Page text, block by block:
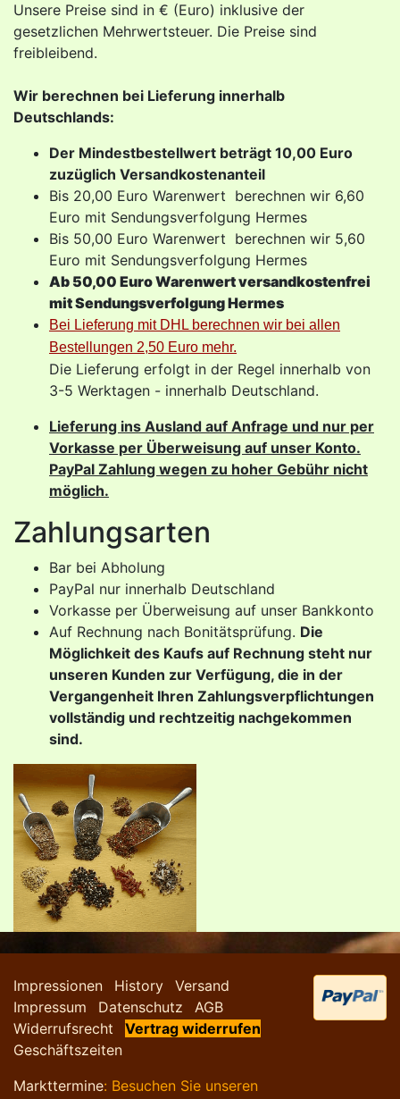
Unsere Preise sind in € (Euro) inklusive der
gesetzlichen Mehrwertsteuer. Die Preise sind
freibleibend.
Wir berechnen bei Lieferung innerhalb
Deutschlands:
Der Mindestbestellwert beträgt 10,00 Euro
zuzüglich Versandkostenanteil
Bis 20,00 Euro Warenwert berechnen wir 6,60
Euro mit Sendungsverfolgung Hermes
Bis 50,00 Euro Warenwert berechnen wir 5,60
Euro mit Sendungsverfolgung Hermes
Ab 50,00 Euro Warenwert versandkostenfrei
mit Sendungsverfolgung Hermes
Bei Lieferung mit DHL berechnen wir bei allen
Bestellungen 2,50 Euro mehr.
Die Lieferung erfolgt in der Regel innerhalb von
3-5 Werktagen - innerhalb Deutschland.
Lieferung ins Ausland auf Anfrage und nur per
Vorkasse per Überweisung auf unser Konto.
PayPal Zahlung wegen zu hoher Gebühr nicht
möglich.
Zahlungsarten
Bar bei Abholung
PayPal nur innerhalb Deutschland
Vorkasse per Überweisung auf unser Bankkonto
Auf Rechnung nach Bonitätsprüfung. Die
Möglichkeit des Kaufs auf Rechnung steht nur
unseren Kunden zur Verfügung, die in der
Vergangenheit Ihren Zahlungsverpflichtungen
vollständig und rechtzeitig nachgekommen
sind.
Impressionen History
Versand
Impressum
Datenschutz
AGB
Widerrufsrecht
Vertrag widerrufen
Geschäftszeiten
Markttermine: Besuchen Sie unseren